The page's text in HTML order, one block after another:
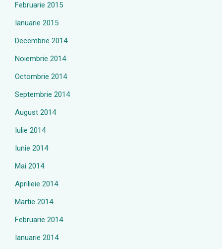
Februarie 2015
Ianuarie 2015
Decembrie 2014
Noiembrie 2014
Octombrie 2014
Septembrie 2014
August 2014
Iulie 2014
Iunie 2014
Mai 2014
Aprilieie 2014
Martie 2014
Februarie 2014
Ianuarie 2014